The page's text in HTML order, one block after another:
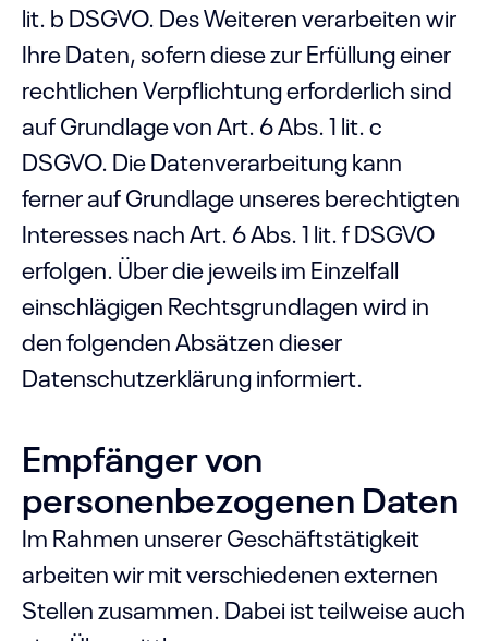
lit. b DSGVO. Des Weiteren verarbeiten wir
Ihre Daten, sofern diese zur Erfüllung einer
rechtlichen Verpflichtung erforderlich sind
auf Grundlage von Art. 6 Abs. 1 lit. c
DSGVO. Die Datenverarbeitung kann
ferner auf Grundlage unseres berechtigten
Interesses nach Art. 6 Abs. 1 lit. f DSGVO
erfolgen. Über die jeweils im Einzelfall
einschlägigen Rechtsgrundlagen wird in
den folgenden Absätzen dieser
Datenschutzerklärung informiert.
Empfänger von
personenbezogenen Daten
Im Rahmen unserer Geschäftstätigkeit
arbeiten wir mit verschiedenen externen
Stellen zusammen. Dabei ist teilweise auch